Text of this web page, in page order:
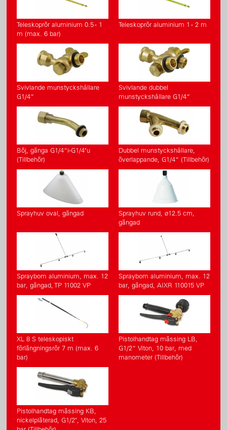
Teleskoprör aluminium 0.5 - 1
m (max. 6 bar)
Teleskoprör aluminium 1 - 2 m
Svivlande munstyckshållare
G1/4“
Svivlande dubbel
munstyckshållare G1/4“
Böj, gänga G1/4“i-G1/4"u
(Tillbehör)
Dubbel munstyckshållare,
överlappande, G1/4“ (Tillbehör)
Sprayhuv oval, gängad
Sprayhuv rund, ø12.5 cm,
gängad
Spraybom aluminium, max. 12
bar, gängad, TP 11002 VP
Spraybom aluminium, max. 12
bar, gängad, AIXR 110015 VP
XL 8 S teleskopiskt
förlängningsrör 7 m (max. 6
bar)
Pistolhandtag mässing LB,
G1/2“ Viton, 10 bar, med
manometer (Tillbehör)
Pistolhandtag mässing KB,
nickelpläterad, G1/2", Viton, 25